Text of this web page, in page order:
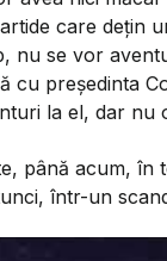
care dețin
nu se vor
președinta
la el, dar nu
până acum, în
într-un